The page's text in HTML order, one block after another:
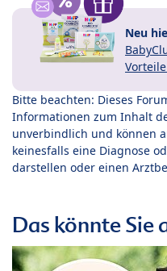
Neu
Vorteile
Bitte beachten: Dieses
Informationen zum Inhalt
unverbindlich und können
keinesfalls eine Diagnose
darstellen oder einen
Das könnte Sie